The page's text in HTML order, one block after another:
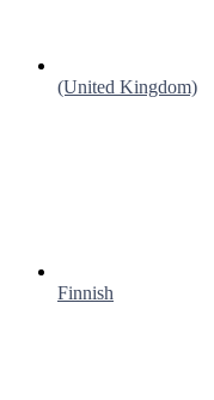
(United Kingdom)
Finnish